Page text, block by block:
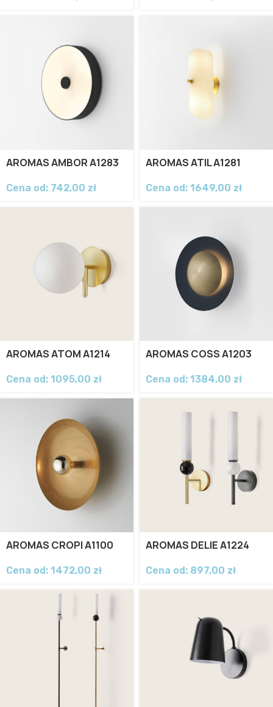
AROMAS AMBOR A1283
Cena od: 742,00 zł
AROMAS ATIL A1281
Cena od: 1649,00 zł
AROMAS ATOM A1214
Cena od: 1095,00 zł
AROMAS COSS A1203
Cena od: 1384,00 zł
AROMAS CROPI A1100
Cena od: 1472,00 zł
AROMAS DELIE A1224
Cena od: 897,00 zł